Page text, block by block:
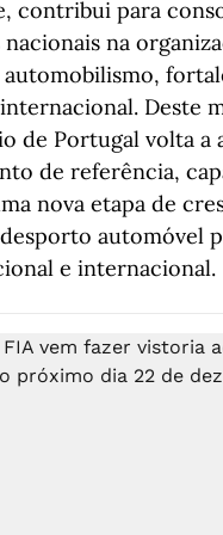
contribui para
na
Deste
de Portugal volta a
de referência,
nova etapa de
automóvel
e internacional.